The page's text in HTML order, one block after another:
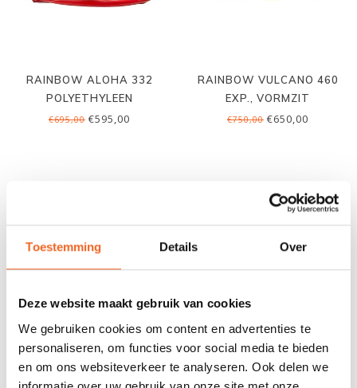
Toestemming Details Over
Deze website maakt gebruik van cookies
We gebruiken cookies om content en advertenties te
personaliseren, om functies voor social media te bieden
en om ons websiteverkeer te analyseren. Ook delen we
RAINBOW ALOHA 332
POLYETHYLEEN
€695,00 €595,00
RAINBOW VULCANO 460
EXP., VORMZIT
€750,00 €650,00
RAINBOW VULCANO 460
STD., VORMZIT
RAINBOW OASIS 430 MAX
LUXE